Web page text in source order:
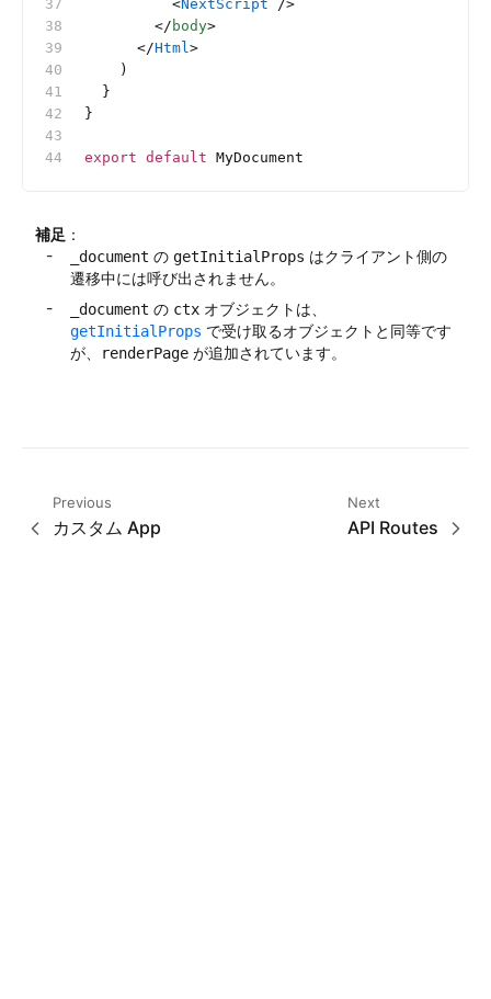
          <
NextScript />
        </
body>
      </
Html>
    )
  }
}
export default MyDocument
補足 ：
_document の getInitialProps はクライアント側の
遷移中には呼び出されません。
_document の ctx オブジェクトは、
getInitialProps で受け取るオブジェクトと同等です
が、
renderPage が追加されています。
Previous
カスタム App
Next
API Routes